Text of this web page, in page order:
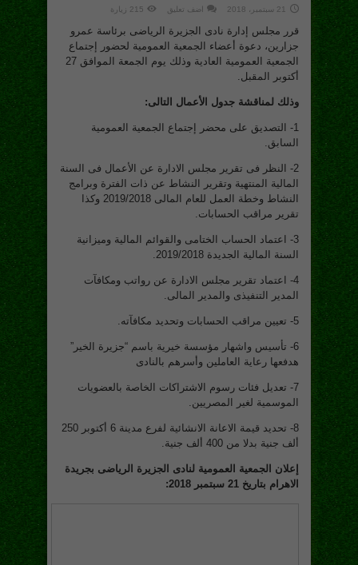
21 سبتمبر، 2018 اضف تعليق 215 زيارة
قرر مجلس إدارة نادى الجزيرة الرياضى برئاسة عمرو
جزارين، دعوة أعضاء الجمعية العمومية لحضور إجتماع
الجمعية العمومية العادية وذلك يوم الجمعة الموافق 27
أكتوبر المقبل.
وذلك لمناقشة جدول الأعمال التالى:
1- التصديق على محضر إجتماع الجمعية العمومية
السابق.
2- النظر فى تقرير مجلس الادارة عن الأعمال فى السنة
المالية المنتهية وتقرير النشاط عن ذات الفترة وبرامج
النشاط وخطة العمل للعام المالى 2019/2018 وكذا
تقرير مراقب الحسابات.
3- اعتماد الحساب الختامى والقوائم المالية وميزانية
السنة المالية الجديدة 2019/2018.
4- اعتماد تقرير مجلس الادارة عن رواتب ومكافآت
المدير التنفيذى والمدير المالى.
5- تعيين مراقب الحسابات وتحديد مكافآته.
6- تأسيس واشهار مؤسسة خيرية باسم “جزيرة الخير”
هدفعها رعاية العاملين وأسرهم بالنادى
7- تعديل فئات رسوم الاشتراكات الخاصة بالعضويات
الموسمية لغير المصريين.
8- تحديد قيمة الاعانة الانشائية لفرع مدينة 6 أكتوبر 250
ألف جنية بدلا من 400 ألف جنية.
إعلان الجمعية العمومية لنادى الجزيرة الرياضى بجريدة
الاهرام بتاريخ 21 سبتمبر 2018: